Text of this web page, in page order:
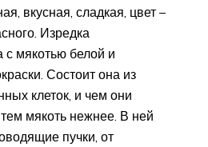
вкусная, сладкая, цвет –
Изредка
с мякотью белой и
Состоит она из
клеток, и чем они
мякоть нежнее. В ней
пучки, от